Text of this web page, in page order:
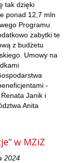
tak dzięki
ponad 12,7 mln
Programu
zabytki te
z budżetu
Umowy na
-
Janik i
Anita
w MZiZ
2024